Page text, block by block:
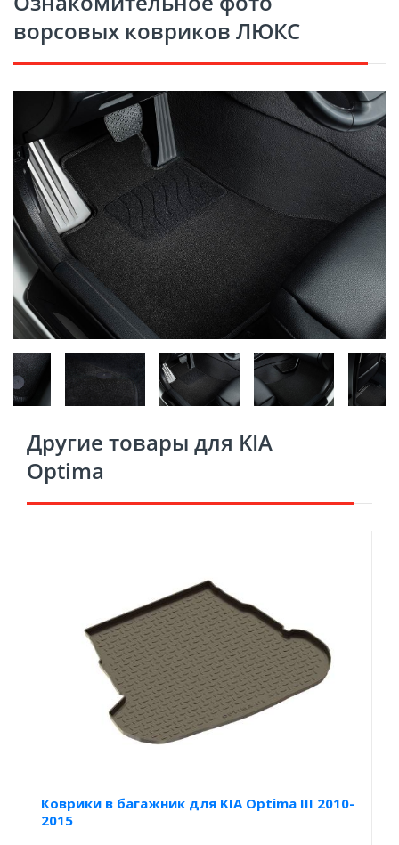
ворсовых ковриков ЛЮКС
Другие товары для KIA
Optima
Коврики в багажник для KIA Optima III 2010-
2015